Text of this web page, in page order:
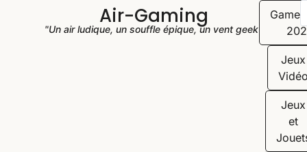
Air-Gaming
"Un air ludique, un souffle épique, un vent geek"
Jeux
Jeux
et